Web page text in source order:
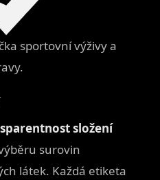
sportovní výživy a
složení
surovin
látek. Každá etiketa